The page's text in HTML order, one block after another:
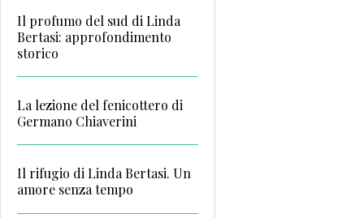
Il profumo del sud di Linda
Bertasi: approfondimento
storico
La lezione del fenicottero di
Germano Chiaverini
Il rifugio di Linda Bertasi. Un
amore senza tempo